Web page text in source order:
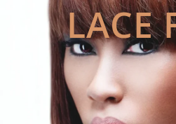
LACE